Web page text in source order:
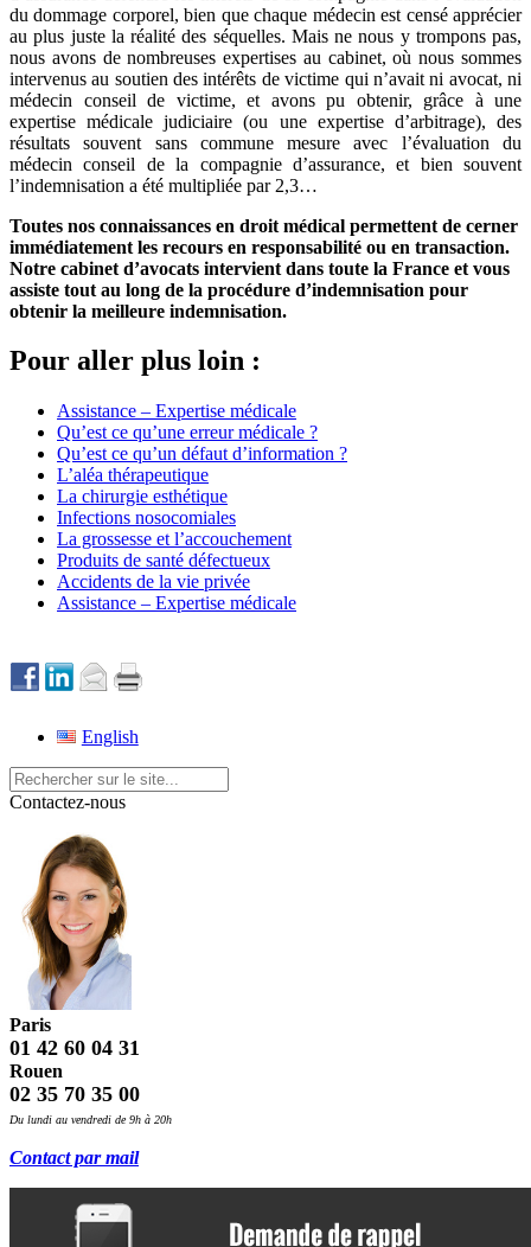
du dommage corporel, bien que chaque médecin est censé apprécier
au plus juste la réalité des séquelles. Mais ne nous y trompons pas,
nous avons de nombreuses expertises au cabinet, où nous sommes
intervenus au soutien des intérêts de victime qui n’avait ni avocat, ni
médecin conseil de victime, et avons pu obtenir, grâce à une
expertise médicale judiciaire (ou une expertise d’arbitrage), des
résultats souvent sans commune mesure avec l’évaluation du
médecin conseil de la compagnie d’assurance, et bien souvent
l’indemnisation a été multipliée par 2,3…
Toutes nos connaissances en droit médical permettent de cerner
immédiatement les recours en responsabilité ou en transaction.
Notre cabinet d’avocats intervient dans toute la France et vous
assiste tout au long de la procédure d’indemnisation pour
obtenir la meilleure indemnisation.
Pour aller plus loin :
Assistance – Expertise médicale
Qu’est ce qu’une erreur médicale ?
Qu’est ce qu’un défaut d’information ?
L’aléa thérapeutique
La chirurgie esthétique
Infections nosocomiales
La grossesse et l’accouchement
Produits de santé défectueux
Accidents de la vie privée
Assistance – Expertise médicale
English
Contactez-nous
Paris
01 42 60 04 31
Rouen
02 35 70 35 00
Du lundi au vendredi de 9h à 20h
Contact par mail